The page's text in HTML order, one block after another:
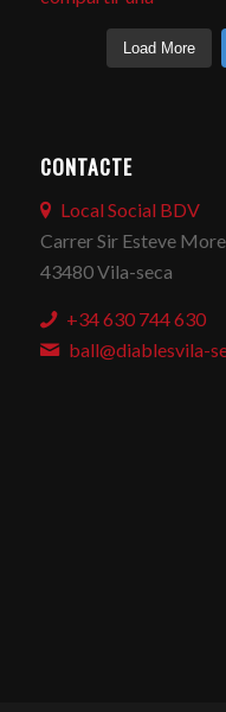
Load More
CONTACTE
Local Social BDV
Carrer Sir Esteve
43480 Vila-seca
+34 630 744 630
ball@diablesvila-